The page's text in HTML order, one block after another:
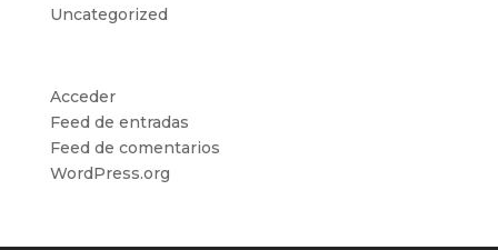
Uncategorized
Acceder
Feed de entradas
Feed de comentarios
WordPress.org